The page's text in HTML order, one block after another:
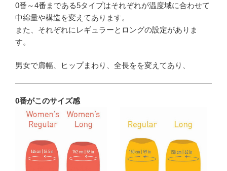
0番～4番まである5タイプはそれぞれが温度域に合わせて
中綿量や構造を変えてあります。
また、それぞれにレギュラーとロングの設定がありま
す。
男女で肩幅、ヒップまわり、全長をを変えてあり、
0番がこのサイズ感